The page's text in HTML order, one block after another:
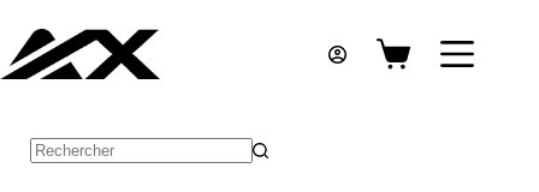
contenu
Panier